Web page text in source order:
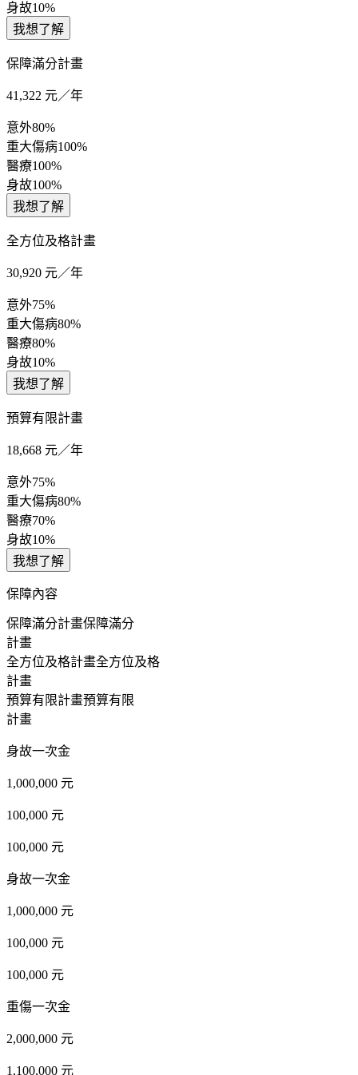
身故10%
我想了解
保障滿分計畫
41,322 元／年
意外80%
重大傷病100%
醫療100%
身故100%
我想了解
全方位及格計畫
30,920 元／年
意外75%
重大傷病80%
醫療80%
身故10%
我想了解
預算有限計畫
18,668 元／年
意外75%
重大傷病80%
醫療70%
身故10%
我想了解
保障內容
保障滿分計畫保障滿分
計畫
全方位及格計畫全方位及格
計畫
預算有限計畫預算有限
計畫
身故一次金
1,000,000 元
100,000 元
100,000 元
身故一次金
1,000,000 元
100,000 元
100,000 元
重傷一次金
2,000,000 元
1,100,000 元